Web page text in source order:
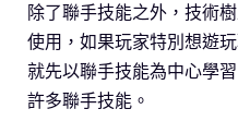
除了聯手技能之外，技術
使用，如果玩家特別想遊
就先以聯手技能為中心學
許多聯手技能。